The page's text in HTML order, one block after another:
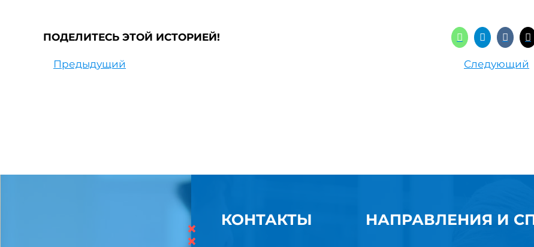
ПОДЕЛИТЕСЬ ЭТОЙ ИСТОРИЕЙ!
Предыдущий Следующий
×
×
КОНТАКТЫ НАПРАВЛЕНИЯ И